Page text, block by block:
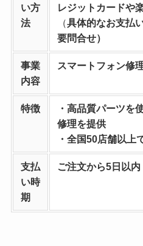
い方
法
レジットカードや
（具体的なお支払
要問合せ）
事業
内容
スマートフォン修
特徴
・高品質パーツを
修理を提供
・全国50店舗以上
支払
い時
期
ご注文から5日以内